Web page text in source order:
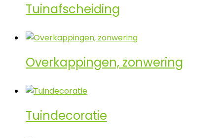
Tuinafscheiding
Overkappingen, zonwering
Tuindecoratie